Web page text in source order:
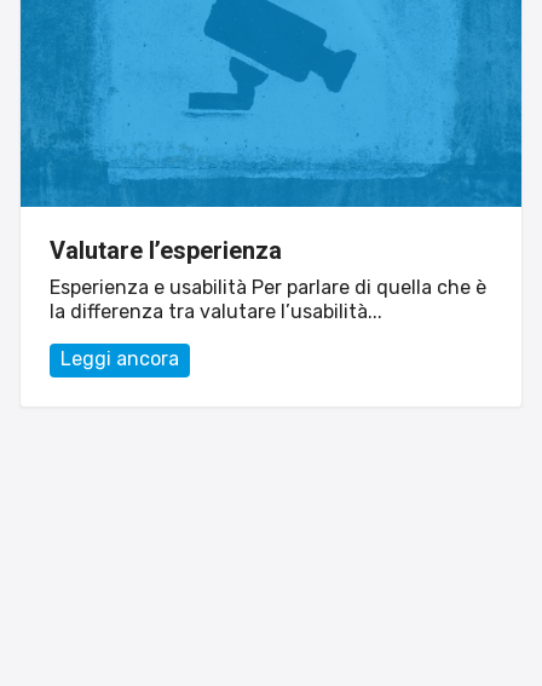
Sito web
Linvisibile
Settore tecnico, servizi e consulenze
Valutare l’esperienza
Esperienza e usabilità Per parlare di quella che è
la differenza tra valutare l’usabilità...
Leggi ancora